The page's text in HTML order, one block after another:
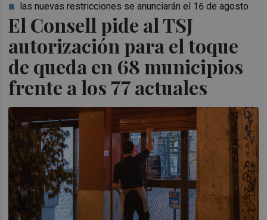
El Consell pide al TSJ
autorización para el toque
de queda en 68 municipios
frente a los 77 actuales
las nuevas restricciones se anunciarán el 16 de agosto